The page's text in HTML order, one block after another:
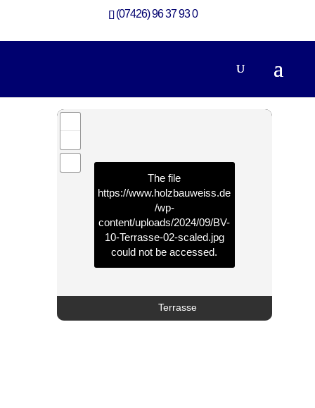
(07426) 96 37 93 0
Terrasse
The file
https://www.holzbauweiss.de
/wp-
content/uploads/2024/09/BV-
10-Terrasse-02-scaled.jpg
could not be accessed.